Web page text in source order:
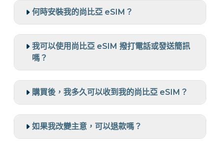
何時安裝我的尚比亞 eSIM？
我可以使用尚比亞 eSIM 撥打電話或發送簡訊
嗎？
購買後，我多久可以收到我的尚比亞 eSIM？
如果我改變主意，可以退款嗎？